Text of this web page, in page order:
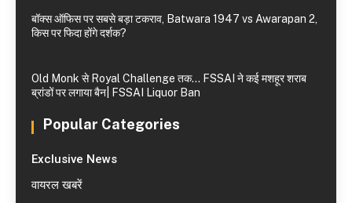
बॉक्स ऑफिस पर सबसे बड़ा टकराव, Batwara 1947 vs Awarapan 2,
किस पर फिदा होंगे दर्शक?
Old Monk से Royal Challenge तक… FSSAI ने कई मशहूर शराब
ब्रांडों पर लगाया बैन| FSSAI Liquor Ban
Popular Categories
Exclusive News
वायरल खबरें